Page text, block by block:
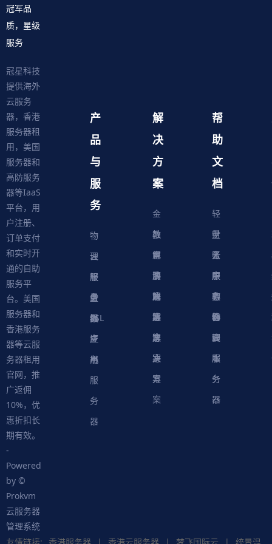
冠军品
质，星级
服务
冠星科技
提供海外
云服务
器，香港
服务器租
用，美国
服务器和
高防服务
器等IaaS
平台，用
户注册、
订单支付
和实时开
通的自助
服务平
台。美国
服务器和
香港服务
器等云服
务器租用
官网，推
广返佣
10%，优
惠折扣长
期有效。
-
Powered
by ©
Prokvm
云服务器
管理系统
产
品
与
服
务
物
理
服
务
器
云
服
务
器
轻
量
级
应
用
服
务
器
虚
拟
主
机
SSL
证
书
解
决
方
案
金
融
解
决
方
案
教
育
解
决
方
案
电
商
解
决
方
案
游
戏
解
决
方
案
网
站
解
决
方
案
帮
助
文
档
轻
量
云
服
务
器
财
务
中
心
账
户
中
心
服
务
协
议
软
件
脚
本
物
理
服
务
器
云
服
务
器